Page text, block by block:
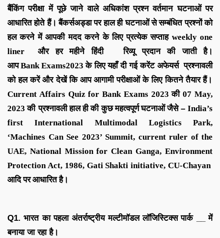
बैंकिंग परीक्षा में पूछे जाने वाले अधिकांश प्रश्न वर्तमान घटनाओं पर
आधारित होते हैं।बैंकर्सअड्डा परहाल ही घटनाओं से सम्बंधित प्रश्नों को
हल करने में आपकी मदद करने के लिएप्रत्येक सप्ताह weekly one
liner और हर महीनेहिंदी रिव्यूप्रदान की जाती है।
आपBankExams2023के लिए यहाँ दी गई करेंट अफेयर्स प्रश्नावली
को हल करें और देखें कि आप आगामी परीक्षाओं के लिए कितने तैयार हैं।
Current Affairs Quiz for Bank Exams 2023की07 May,
2023कीप्रश्नावली हाल ही की कुछ महत्वपूर्ण घटनाओं जैसे–India’s
first International Multimodal Logistics Park,
‘Machines Can See 2023’ Summit, current ruler of the
UAE, National Mission for Clean Ganga, Environment
Protection Act, 1986, Gati Shakti initiative, CU-Chayan
आदिपर आधारित है।
Q1.भारत का पहला अंतर्राष्ट्रीय मल्टीमॉडल लॉजिस्टिक्स पार्क __में
बनाया जा रहा है।